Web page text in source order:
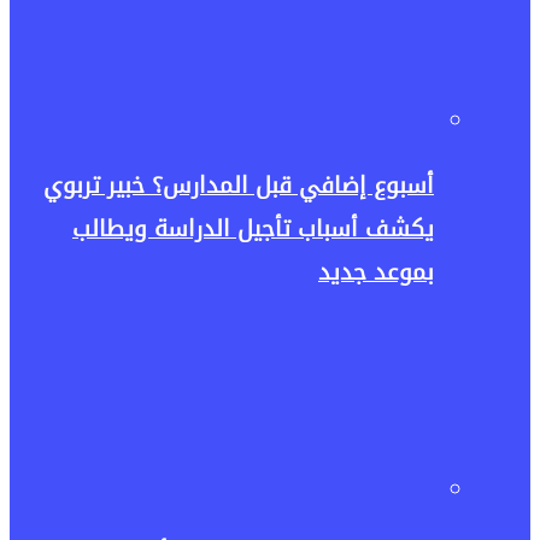
أسبوع إضافي قبل المدارس؟ خبير تربوي
يكشف أسباب تأجيل الدراسة ويطالب
بموعد جديد